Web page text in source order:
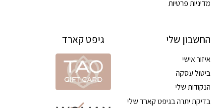
מדיניות פרטיות
החשבון שלי
איזור אישי
ביטול עסקה
הנקודות שלי
בדיקת יתרה בגיפט קארד שלי
גיפט קארד